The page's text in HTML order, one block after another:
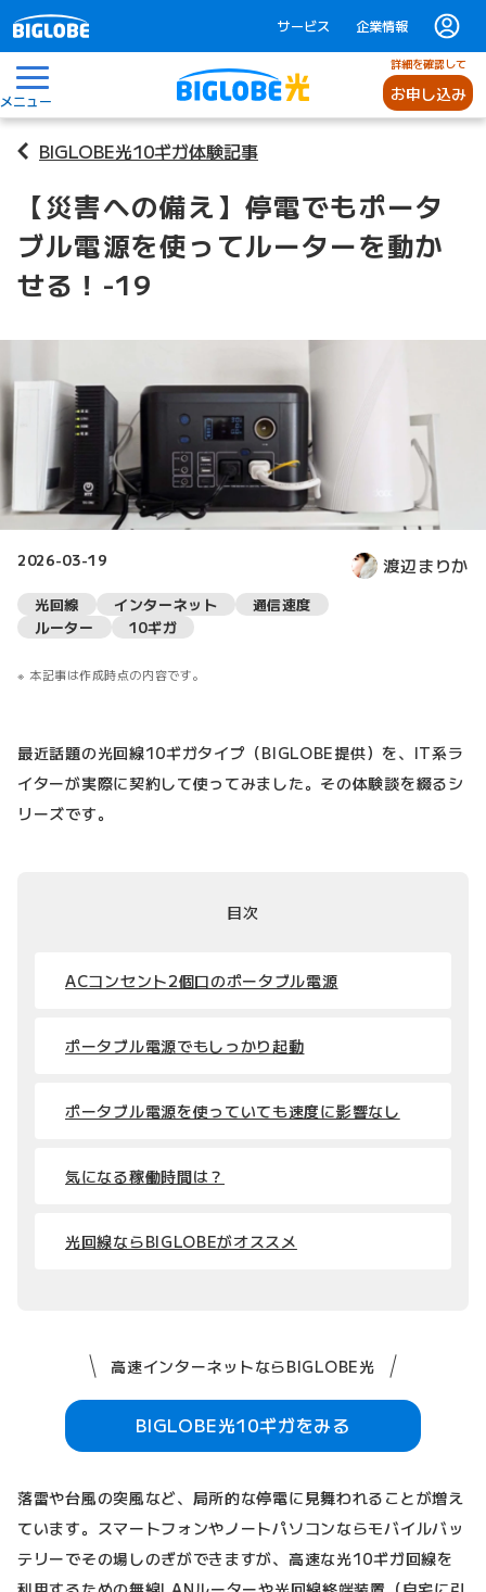
サービス 企業情報
メニュー
詳細を確認して
お申し込み
BIGLOBE光10ギガ体験記事
【災害への備え】停電でもポータ
ブル電源を使ってルーターを動か
せる！-19
2026-03-19 渡辺まりか
光回線 インターネット
通信速度
ルーター
10ギガ
本記事は作成時点の内容です。
最近話題の光回線10ギガタイプ（BIGLOBE提供）を、IT系ラ
イターが実際に契約して使ってみました。その体験談を綴るシ
リーズです。
目次
ACコンセント2個口のポータブル電源
ポータブル電源でもしっかり起動
ポータブル電源を使っていても速度に影響なし
気になる稼働時間は？
光回線ならBIGLOBEがオススメ
高速インターネットならBIGLOBE光
BIGLOBE光10ギガをみる
落雷や台風の突風など、局所的な停電に見舞われることが増え
ています。スマートフォンやノートパソコンならモバイルバッ
テリーでその場しのぎができますが、高速な光10ギガ回線を